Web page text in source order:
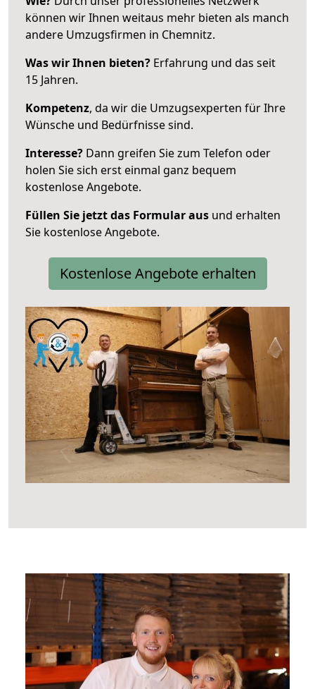
können wir Ihnen weitaus mehr bieten als manch
andere Umzugsfirmen in Chemnitz.
Was wir Ihnen bieten? Erfahrung und das seit
15 Jahren.
Kompetenz, da wir die Umzugsexperten für Ihre
Wünsche und Bedürfnisse sind.
Interesse? Dann greifen Sie zum Telefon oder
holen Sie sich erst einmal ganz bequem
kostenlose Angebote.
Füllen Sie jetzt das Formular aus und erhalten
Sie kostenlose Angebote.
Kostenlose Angebote erhalten